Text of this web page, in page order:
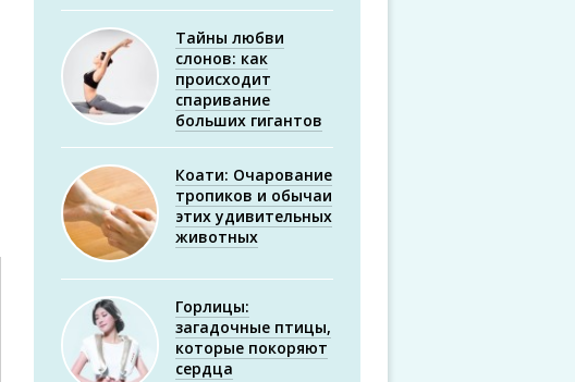
Тайны любви
слонов: как
происходит
спаривание
больших гигантов
Коати: Очарование
тропиков и обычаи
этих удивительных
животных
Горлицы:
загадочные птицы,
которые покоряют
сердца